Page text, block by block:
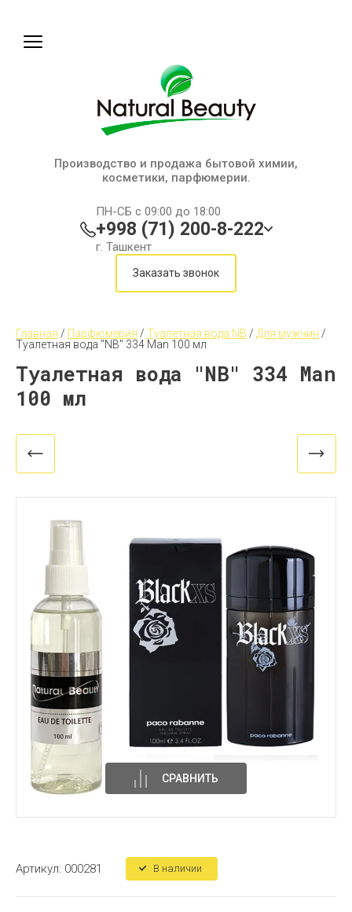
Производство и продажа бытовой химии,
косметики, парфюмерии.
ПН-СБ с 09:00 до 18:00
+998 (71) 200-8-222
г. Ташкент
Заказать звонок
Главная / Парфюмерия / Туалетная вода NB / Для мужчин
Туалетная вода "NB" 334 Man 100 мл
Туалетная вода "NB" 334 Man
100 мл
СРАВНИТЬ
Артикул: 000281 В наличии